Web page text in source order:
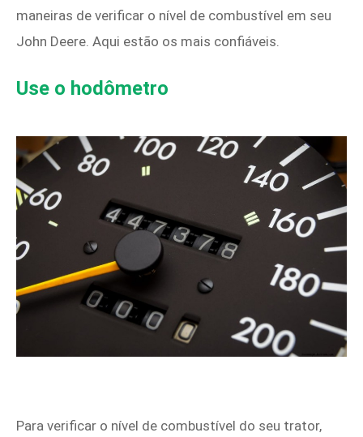
maneiras de verificar o nível de combustível em seu
John Deere. Aqui estão os mais confiáveis.
Use o hodômetro
Para verificar o nível de combustível do seu trator,